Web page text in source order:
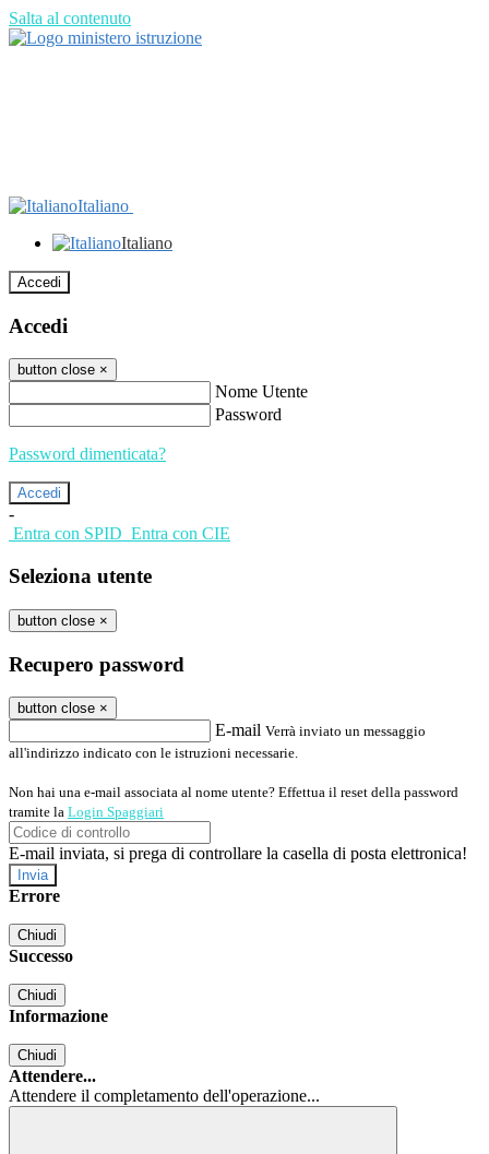
Salta al contenuto
Italiano
Italiano
Accedi
Accedi
button close ×
Nome Utente
Password
Password dimenticata?
-
Entra con SPID Entra con CIE
Seleziona utente
button close ×
Recupero password
button close ×
E-mail Verrà inviato un messaggio
all'indirizzo indicato con le istruzioni necessarie.
Non hai una e-mail associata al nome utente? Effettua il reset della password
tramite la Login Spaggiari
E-mail inviata, si prega di controllare la casella di posta elettronica!
Errore
Chiudi
Successo
Chiudi
Informazione
Chiudi
Attendere...
Attendere il completamento dell'operazione...